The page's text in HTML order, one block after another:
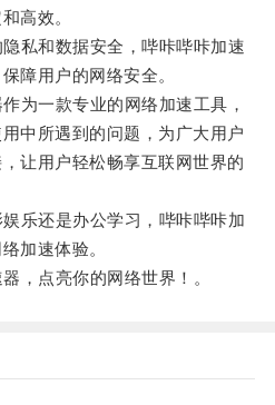
高效。
和数据安全，哔咔哔咔加速
障用户的网络安全。
一款专业的网络加速工具，
中所遇到的问题，为广大用户
让用户轻松畅享互联网世界的
还是办公学习，哔咔哔咔加
加速体验。
点亮你的网络世界！。